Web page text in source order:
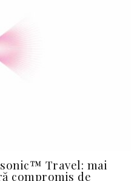
Travel: mai
compromis de